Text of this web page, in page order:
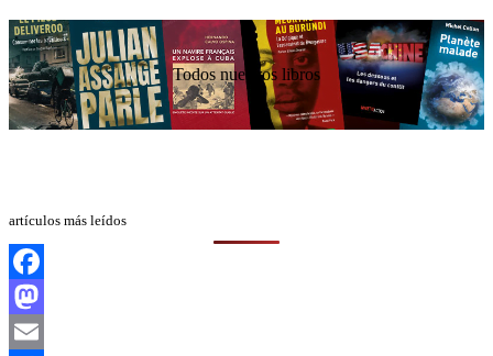
Todos nuestros libros
artículos más leídos
Facebook
Mastodon